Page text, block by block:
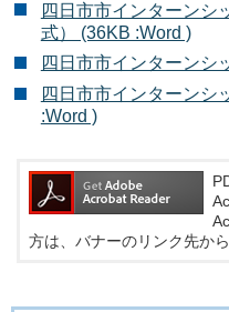
四日市市インターンシ
式） (36KB :Word )
四日市市インターンシ
四日市市インターンシ
:Word )
方は、バナーのリンク先か